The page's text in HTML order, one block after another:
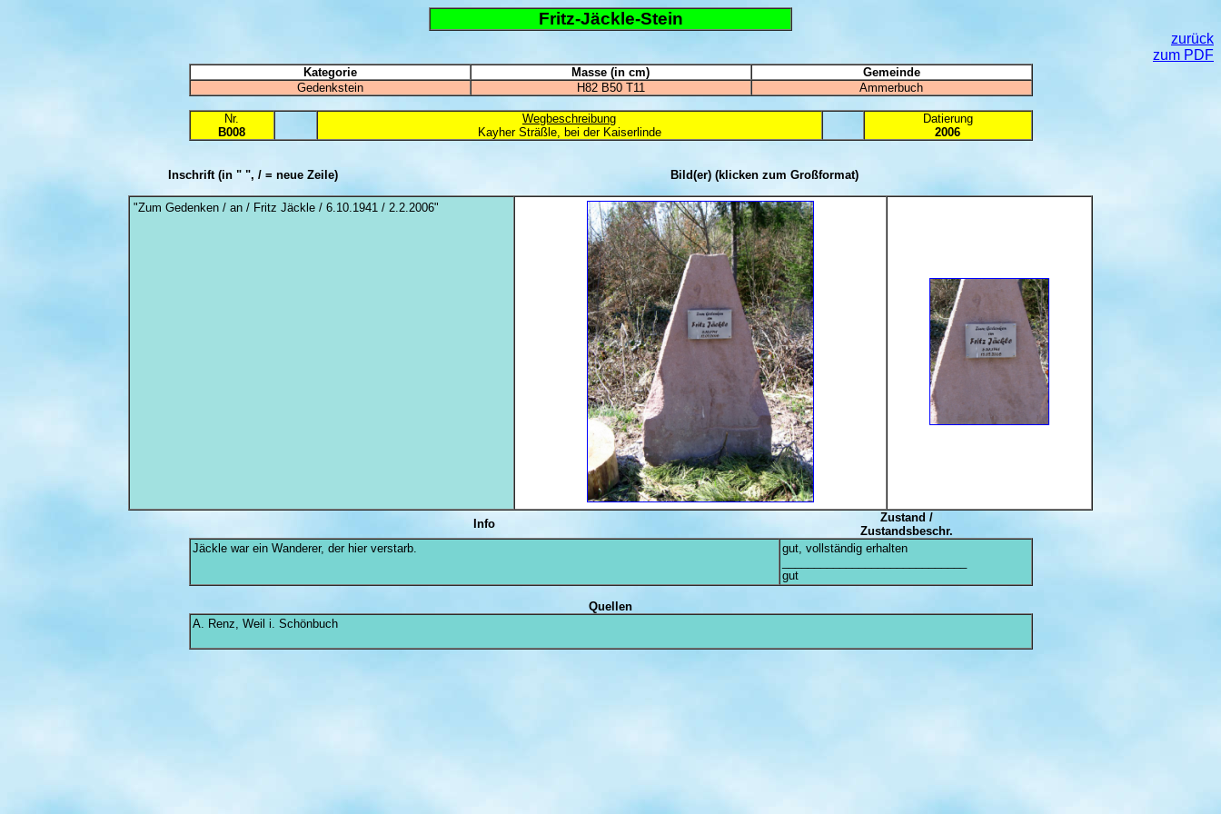
Fritz-Jäckle-Stein
zurück
zum PDF
Kategorie Masse (in cm)
Gemeinde
Gedenkstein
H82 B50 T11 Ammerbuch
Nr.
B008
Wegbeschreibung
Kayher Sträßle, bei der Kaiserlinde
Datierung
2006
Inschrift(in " ", / = neue Zeile) Bild(er) (klicken zum Großformat)
"Zum Gedenken / an / Fritz Jäckle / 6.10.1941 / 2.2.2006"
Info
Zustand /
Zustandsbeschr.
Jäckle war ein Wanderer, der hier verstarb.
gut, vollständig erhalten
gut
Quellen
A. Renz, Weil i. Schönbuch